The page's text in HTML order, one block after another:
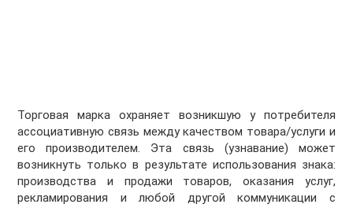
Торговая марка охраняет возникшую у потребителя
ассоциативную связь между качеством товара/услуги и
его производителем. Эта связь (узнавание) может
возникнуть только в результате использования знака:
производства и продажи товаров, оказания услуг,
рекламирования и любой другой коммуникации с